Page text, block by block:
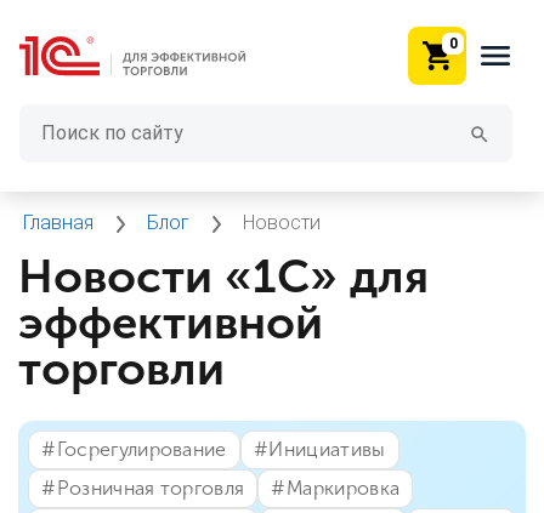
0
Главная Блог Новости
Новости «1С» для
эффективной
торговли
#⁣Госрегулирование
#⁣Инициативы
#⁣Розничная торговля
#⁣Маркировка